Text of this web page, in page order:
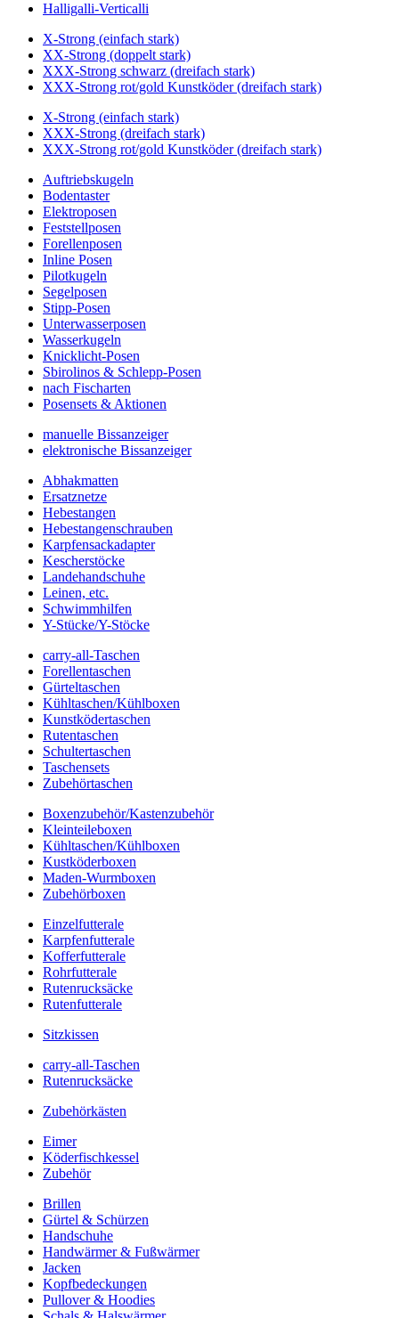
Halligalli-Verticalli
X-Strong (einfach stark)
XX-Strong (doppelt stark)
XXX-Strong schwarz (dreifach stark)
XXX-Strong rot/gold Kunstköder (dreifach stark)
X-Strong (einfach stark)
XXX-Strong (dreifach stark)
XXX-Strong rot/gold Kunstköder (dreifach stark)
Auftriebskugeln
Bodentaster
Elektroposen
Feststellposen
Forellenposen
Inline Posen
Pilotkugeln
Segelposen
Stipp-Posen
Unterwasserposen
Wasserkugeln
Knicklicht-Posen
Sbirolinos & Schlepp-Posen
nach Fischarten
Posensets & Aktionen
manuelle Bissanzeiger
elektronische Bissanzeiger
Abhakmatten
Ersatznetze
Hebestangen
Hebestangenschrauben
Karpfensackadapter
Kescherstöcke
Landehandschuhe
Leinen, etc.
Schwimmhilfen
Y-Stücke/Y-Stöcke
carry-all-Taschen
Forellentaschen
Gürteltaschen
Kühltaschen/Kühlboxen
Kunstködertaschen
Rutentaschen
Schultertaschen
Taschensets
Zubehörtaschen
Boxenzubehör/Kastenzubehör
Kleinteileboxen
Kühltaschen/Kühlboxen
Kustköderboxen
Maden-Wurmboxen
Zubehörboxen
Einzelfutterale
Karpfenfutterale
Kofferfutterale
Rohrfutterale
Rutenrucksäcke
Rutenfutterale
Sitzkissen
carry-all-Taschen
Rutenrucksäcke
Zubehörkästen
Eimer
Köderfischkessel
Zubehör
Brillen
Gürtel & Schürzen
Handschuhe
Handwärmer & Fußwärmer
Jacken
Kopfbedeckungen
Pullover & Hoodies